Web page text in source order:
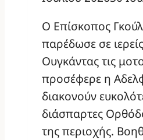
Ο Επίσκοπος
παρέδωσε σε
Ουγκάντας τις
προσέφερε η
διακονούν
διάσπαρτες
της περιοχής.